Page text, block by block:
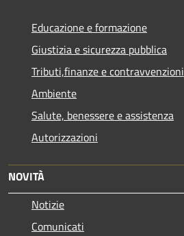
Educazione e formazione
Giustizia e sicurezza pubblica
Tributi,finanze e contravvenzioni
Ambiente
Salute, benessere e assistenza
Autorizzazioni
NOVITÀ
Notizie
Comunicati